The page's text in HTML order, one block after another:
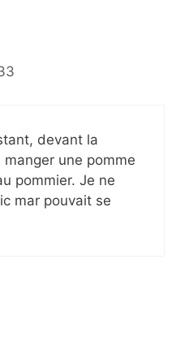
devant la
une pomme
pommier. Je ne
mar pouvait se